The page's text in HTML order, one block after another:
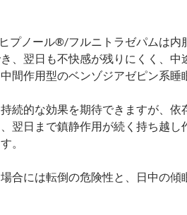
プノール®/フルニトラゼパムは内
、翌日も不快感が残りにくく、中
間作用型のベンゾジアゼピン系睡
続的な効果を期待できますが、依
翌日まで鎮静作用が続く持ち越し
。
合には転倒の危険性と、日中の傾